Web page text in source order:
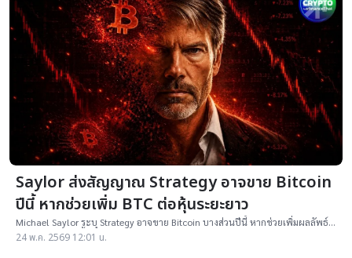
Saylor ส่งสัญญาณ Strategy อาจขาย Bitcoin
ปีนี้ หากช่วยเพิ่ม BTC ต่อหุ้นระยะยาว
Michael Saylor ระบุ Strategy อาจขาย Bitcoin บางส่วนปีนี้ หากช่วยเพิ่มผลลัพธ์
ระยะยาวและตัวชี้วัด BTC ต่อหุ้น
24 พ.ค. 2569 12:01 น.